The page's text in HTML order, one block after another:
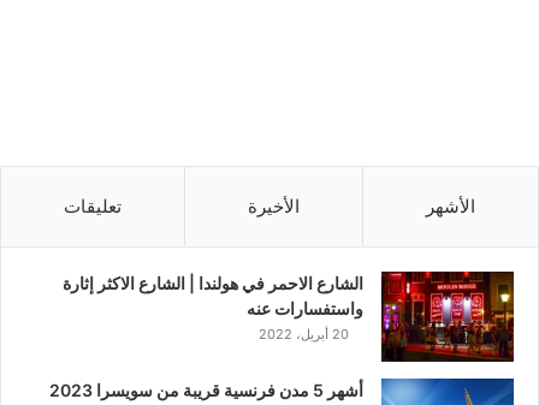
الأشهر الأخيرة تعليقات
الشارع الاحمر في هولندا | الشارع الاكثر إثارة
واستفسارات عنه
20 أبريل، 2022
أشهر 5 مدن فرنسية قريبة من سويسرا 2023